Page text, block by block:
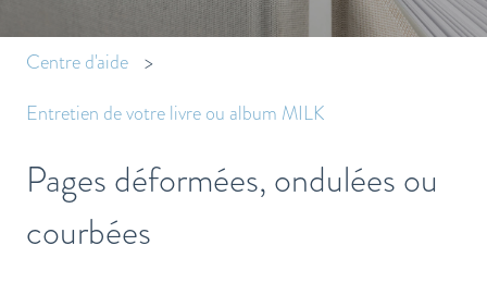
Centre d'aide
Entretien de votre livre ou album MILK
Pages déformées, ondulées ou
courbées